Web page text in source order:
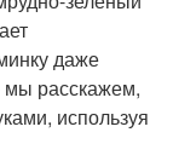
даже
мы расскажем,
используя